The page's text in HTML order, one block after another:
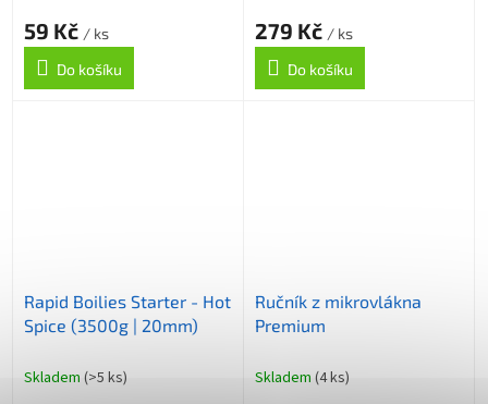
59 Kč / ks
Do košíku
279 Kč / ks
Do košíku
Rapid Boilies Starter - Hot
Spice (3500g | 20mm)
Skladem (>5 ks)
Ručník z mikrovlákna
Premium
Skladem (4 ks)